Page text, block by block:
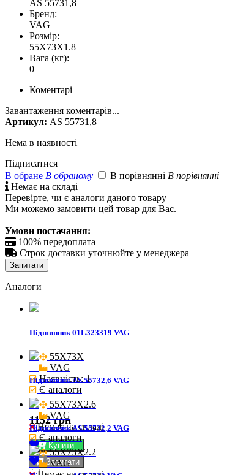
AS 55731,8
Бренд:
VAG
Розмір:
55X73X1.8
Вага (кг):
0
Коментарі
Завантаження коментарів...
Артикул: AS 55731,8
Нема в наявності
Підписатися
В обране В обраному В порівнянні В порівнянні
 Немає на складі
Перевірте, чи є аналоги даного товару
Ми можемо замовити цей товар для Вас.
Умови постачання:
 100% передоплата
 Строк доставки уточнюйте у менеджера
Запитати
Аналоги
Підшипник 01L323319 VAG
55X73X
VAG
Наявність: 1
Є аналоги
1152 грн
Купити
Підшипник AS 55732,6 VAG
55X73X2.6
VAG
Немає на складі
Є аналоги
Запитати
Підшипник AS 55732,2 VAG
55X73X2.2
VAG